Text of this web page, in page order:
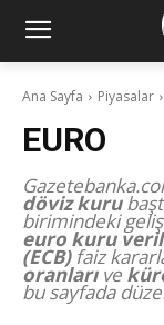
Ana Sayfa Piyasalar
EURO
döviz kuru
birimindeki
euro kuru
(ECB)faiz
oranlarıve
bu sayfada